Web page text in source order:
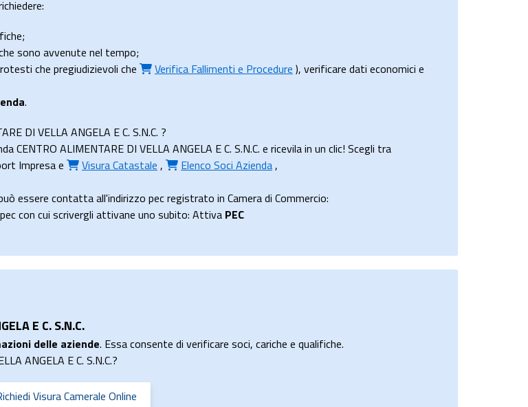
sono avvenute nel tempo;
che pregiudizievoli che Verifica Fallimenti e Procedure ), verificare dati economici e
.
DI VELLA ANGELA E C. S.N.C. ?
ALIMENTARE DI VELLA ANGELA E C. S.N.C. e ricevila in un clic! Scegli tra
Impresae Visura Catastale , Elenco Soci Azienda,
essere contatta all'indirizzo pec registrato in Camera di Commercio:
con cui scrivergli attivane uno subito: Attiva PEC
E C. S.N.C.
delle aziende. Essa consente di verificare soci, cariche e qualifiche.
ANGELA E C. S.N.C.?
Visura Camerale Online